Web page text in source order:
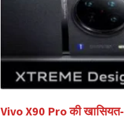
Vivo X90 Pro की खासियत-